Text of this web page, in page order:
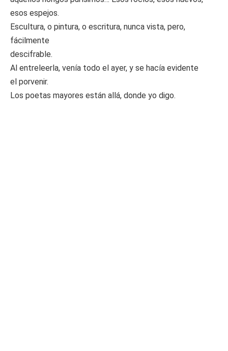
esos espejos.
Escultura, o pintura, o escritura, nunca vista, pero,
fácilmente
descifrable.
Al entreleerla, venía todo el ayer, y se hacía evidente
el porvenir.
Los poetas mayores están allá, donde yo digo.